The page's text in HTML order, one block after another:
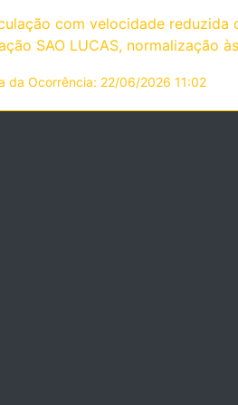
com velocidade reduzida
SAO LUCAS, normalização
da Ocorrência: 22/06/2026 11:02